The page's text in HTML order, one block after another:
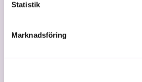
Statistik
Marknadsföring